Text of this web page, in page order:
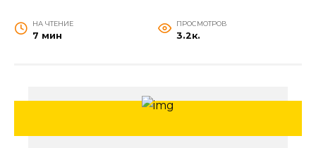
НА ЧТЕНИЕ
7 мин
ПРОСМОТРОВ
3.2к.